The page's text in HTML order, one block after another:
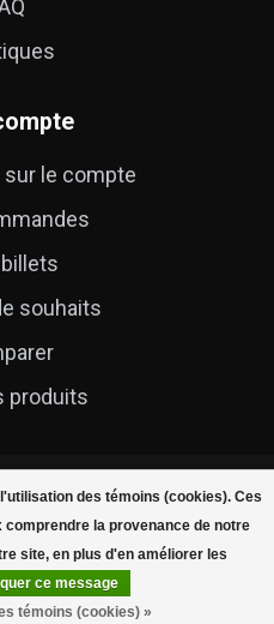
des témoins (cookies). Ces
la provenance de notre
site, en plus d'en améliorer les
ce message
témoins (cookies) »
le compte
souhaits
produits
Cycle Technique